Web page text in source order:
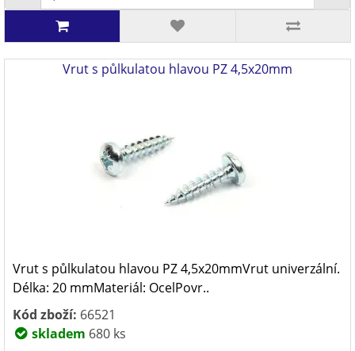
Vrut s půlkulatou hlavou PZ 4,5x20mm
Vrut s půlkulatou hlavou PZ 4,5x20mmVrut univerzální.
Délka: 20 mmMateriál: OcelPovr..
Kód zboží: 66521
skladem 680 ks